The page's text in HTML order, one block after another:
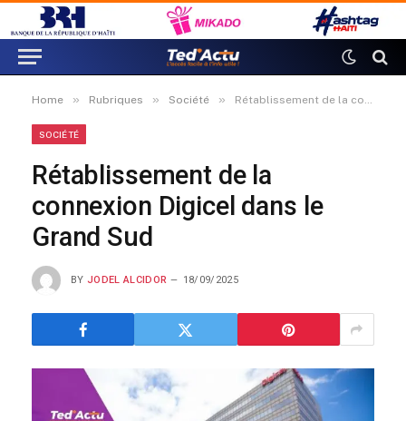
Home » Rubriques » Société » Rétablissement de la connexion Digicel dans le Grand Sud
SOCIÉTÉ
Rétablissement de la
connexion Digicel dans le
Grand Sud
BY JODEL ALCIDOR 18/09/2025